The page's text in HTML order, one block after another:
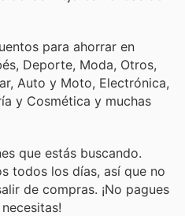
para ahorrar en
Deporte, Moda, Otros,
Auto y Moto, Electrónica,
y Cosmética y muchas
que estás buscando.
todos los días, así que no
de compras. ¡No pagues